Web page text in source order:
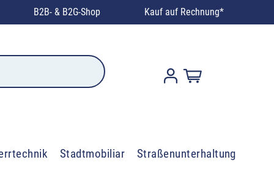
B2B- & B2G-Shop Kauf auf Rechnung*
Stadtmobiliar Straßenunterhaltung